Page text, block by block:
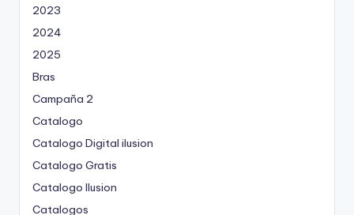
2023
2024
2025
Bras
Campaña 2
Catalogo
Catalogo Digital ilusion
Catalogo Gratis
Catalogo Ilusion
Catalogos